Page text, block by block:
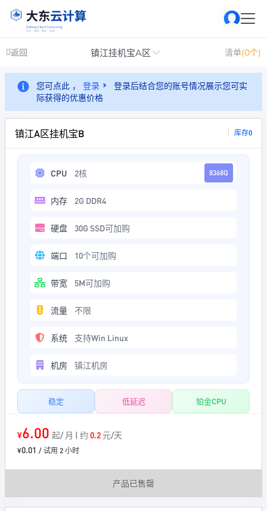
返回 镇江挂机宝A区 清单(0个)
您可点此 ， 登录
登录后结合您的账号情况展示您可实
际获得的优惠价格
镇江A区挂机宝B 库存0
CPU 2核 8368Q
内存 2G DDR4
硬盘 30G SSD可加购
端口 10个可加购
带宽 5M可加购
流量 不限
系统 支持Win Linux
机房 镇江机房
稳定 低延迟 铂金CPU
¥6.00 起/ 月 | 约 0.2元/天
¥0.01 / 试用 2 小时
产品已售罄